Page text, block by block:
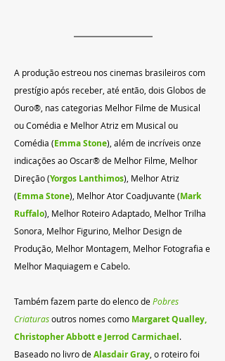
A produção estreou nos cinemas brasileiros com
prestígio após receber, até então , dois Globos de
Ouro®, nas categorias Melhor Filme de Musical
ou Comédia e Melhor Atriz em Musical ou
Comédia (Emma Stone), além de incríveis onze
indicações ao Oscar® de Melhor Filme, Melhor
Direção (Yorgos Lanthimos), Melhor Atriz
(Emma Stone), Melhor Ator Coadjuvante (Mark
Ruffalo), Melhor Roteiro Adaptado, Melhor Trilha
Sonora, Melhor Figurino, Melhor Design de
Produção, Melhor Montagem, Melhor Fotografia e
Melhor Maquiagem e Cabelo.
Também fazem parte do elenco de Pobres
Criaturas outros nomes como Margaret Qualley,
Christopher Abbott e Jerrod Carmichael.
Baseado no livro de Alasdair Gray , o roteiro foi